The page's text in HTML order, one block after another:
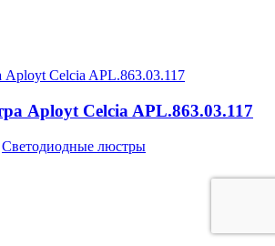
Aployt Celcia APL.863.03.117
Светодиодные люстры